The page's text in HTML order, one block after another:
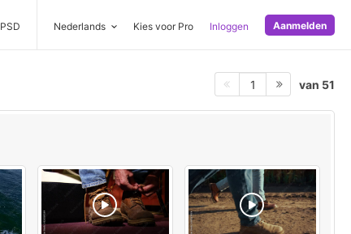
PSD Nederlands Kies voor Pro Inloggen Aanmelden
1 van 51